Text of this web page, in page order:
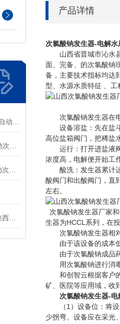
产品详情
次氯酸钠发生器-电解水
山西省晋城市沁水县
面、完备、的次氯酸钠
备，主要技术指标均达
型、水源水质特征 、
次氯酸钠发生器在电
设备溶盐：先在盐斗
高位盐箱阀门，把稀盐
运行：打开进盐液阀
浓度高，电解便开始工
酸洗：发生器累计运
酸阀门和出酸阀门，直
左右。
次氯酸钠发生器厂家
生器为HCCL系列，在
次氯酸钠发生器相对
由于该设备的成本低
由于次氯酸钠成品药
用次氯酸钠进行消毒
和创智云根据客户的
矿、医院等应用域，收
次氯酸钠发生器-
（1）设备位：将设
少拐弯。设备应在采光